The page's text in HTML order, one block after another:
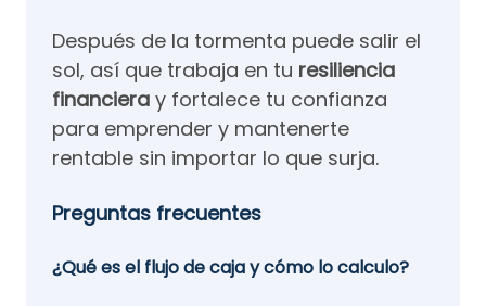
Después de la tormenta puede salir el
sol, así que trabaja en tu resiliencia
financiera y fortalece tu confianza
para emprender y mantenerte
rentable sin importar lo que surja.
Preguntas frecuentes
¿Qué es el flujo de caja y cómo lo calculo?